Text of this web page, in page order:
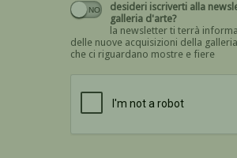
desideri iscriverti alla newsletter di
galleria d'arte?
la newsletter ti terrà
delle nuove acquisizioni della
che ci riguardano mostre e fiere